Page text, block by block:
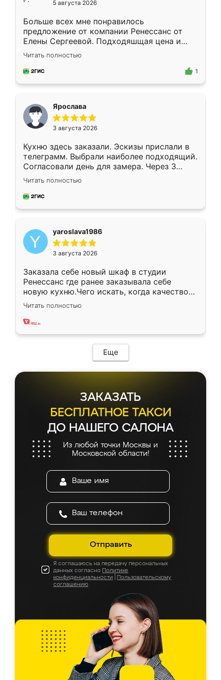
5 августа 2026
Больше всех мне понравилось
предложение от компании Ренессанс от
Елены Сергеевой. Подходяшщая цена и
короткие сроки изготовления. Приехавший
для замера сотрудник Владислав
предложил по моему эскизу самый
Читать полностью
1
Ярослава
3 августа 2026
Кухню здесь заказали. Эскизы прислали в
телеграмм. Выбрали наиболее подходящий.
Согласовали день для замера. Через 3
недели кухня была уже готова. Остались
довольны работой. Спасибо Ренессанс
мебель за качественную работу!
Читать полностью
yaroslava1986
3 августа 2026
Заказала себе новый шкаф в студии
Ренессанс где ранее заказывала себе
новую кухню.Чего искать, когда качеством
вполне довольна. Служит кухня уже почти
два года, нареканий нет.
Читать полностью
Еще
ЗАКАЗАТЬ
БЕСПЛАТНОЕ ТАКСИ
ДО НАШЕГО САЛОНА
Из любой точки Москвы и
Московской области!
Отправить
Я соглашаюсь на передачу персональных
данных согласно Политике
конфиденциальности
Пользовательскому
соглашению